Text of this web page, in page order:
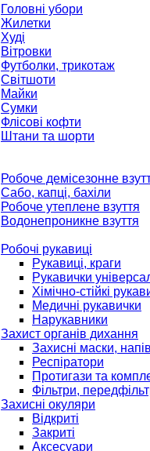
Головні убори
Жилетки
Худі
Вітровки
Футболки, трикотаж
Світшоти
Майки
Сумки
Флісові кофти
Штани та шорти
Робоче демісезонне
Сабо, капці, бахіли
Робоче утеплене взуття
Водонепроникне взуття
Робочі рукавиці
Рукавиці, краги
Рукавички
Хімічно-стійкі
Медичні рукавички
Нарукавники
Захист органів дихання
Захисні маски,
Респіратори
Протигази та
Фільтри,
Захисні окуляри
Відкриті
Закриті
Аксесуари